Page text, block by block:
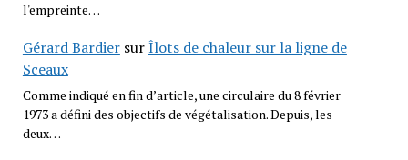
l'empreinte…
Gérard BardiersurÎlots de chaleur sur la ligne de
Sceaux
Comme indiqué en fin d’article, une circulaire du 8 février
1973 a défini des objectifs de végétalisation. Depuis, les
deux…